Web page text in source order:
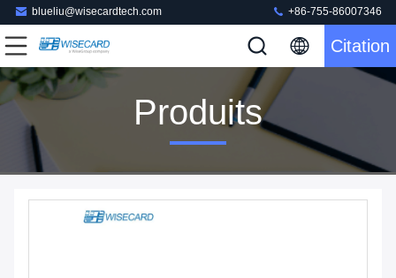
blueliu@wisecardtech.com +86-755-86007346
Citation
Produits